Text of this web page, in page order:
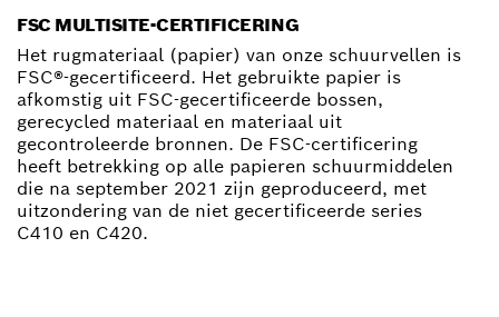
FSC MULTISITE-CERTIFICERING
Het rugmateriaal (papier) van onze schuurvellen is
FSC®-gecertificeerd. Het gebruikte papier is
afkomstig uit FSC-gecertificeerde bossen,
gerecycled materiaal en materiaal uit
gecontroleerde bronnen. De FSC-certificering
heeft betrekking op alle papieren schuurmiddelen
die na september 2021 zijn geproduceerd, met
uitzondering van de niet gecertificeerde series
C410 en C420.